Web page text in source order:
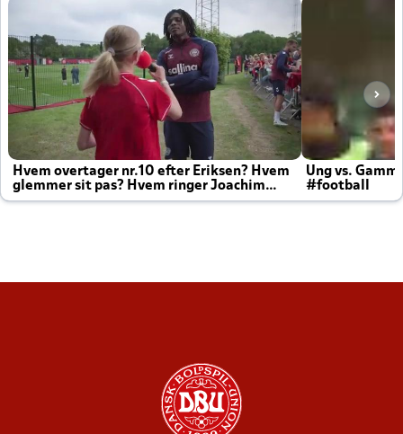
Hvem overtager nr.10 efter Eriksen? Hvem
glemmer sit pas? Hvem ringer Joachim
altid til efter kampe?
Ung vs.
#football